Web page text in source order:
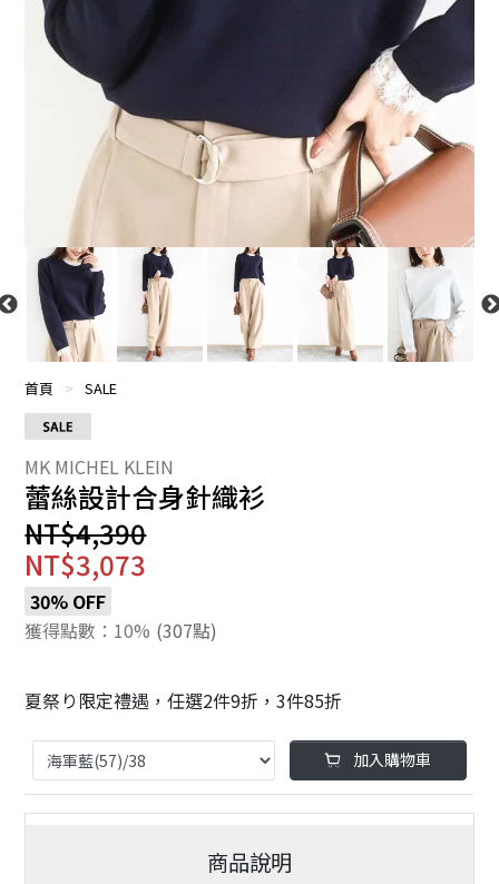
首頁 > SALE
蕾絲設計合身針織衫
NT$4,390
NT$3,073
30% OFF
獲得點數：10% (307點)
夏祭り限定禮遇，任選2件9折，3件85折
加入購物車
商品說明